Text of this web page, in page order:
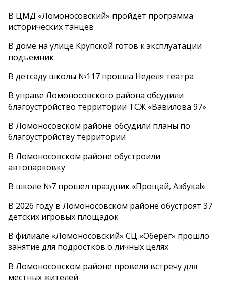
В ЦМД «Ломоносовский» пройдет программа
исторических танцев
В доме на улице Крупской готов к эксплуатации
подъемник
В детсаду школы №117 прошла Неделя театра
В управе Ломоносовского района обсудили
благоустройство территории ТСЖ «Вавилова 97»
В Ломоносовском районе обсудили планы по
благоустройству территории
В Ломоносовском районе обустроили
автопарковку
В школе №7 прошел праздник «Прощай, Азбука!»
В 2026 году в Ломоносовском районе обустроят 37
детских игровых площадок
В филиале «Ломоносовский» СЦ «Оберег» прошло
занятие для подростков о личных целях
В Ломоносовском районе провели встречу для
местных жителей